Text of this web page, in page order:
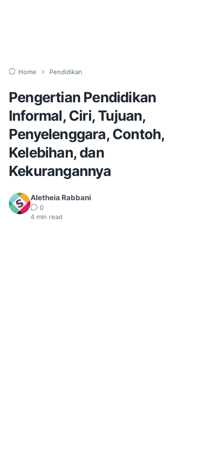
Home Pendidikan
Pengertian Pendidikan
Informal, Ciri, Tujuan,
Penyelenggara, Contoh,
Kelebihan, dan
Kekurangannya
Aletheia Rabbani
0
4 min read